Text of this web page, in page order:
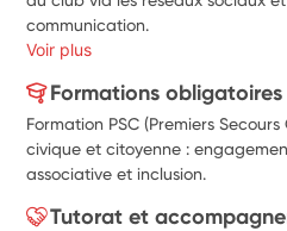
communication.
Voir plus
Formations obligatoires
Formation PSC (Premiers
civique et citoyenne :
associative et inclusion.
Tutorat et